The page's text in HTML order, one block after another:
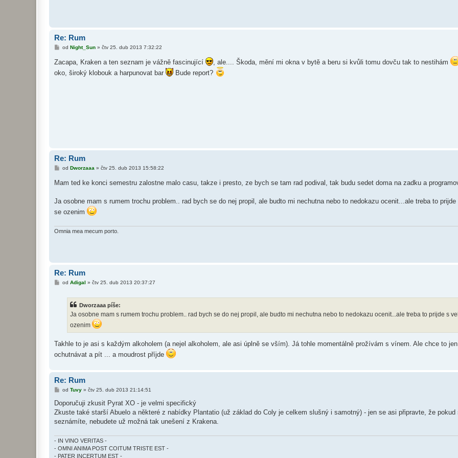
Re: Rum
P
s
p
od Night_Sun» čtv 25. dub 2013 7:32:22
Zacapa, Kraken a ten seznam je vážně fascinující
, ale.... Škoda, mění mi okna v bytě a beru si kvůli tomu dovču tak to nestihám
oko, široký klobouk a harpunovat bar
Bude report?
Re: Rum
P
s
v
e
od Dworzaaa » čtv 25. dub 2013 15:58:22
Mam ted ke konci semestru zalostne malo casu, takze i presto, ze bych se tam rad podival, tak budu sedet doma na zadku a
Ja osobne mam s rumem trochu problem.. rad bych se do nej propil, ale budto mi nechutna nebo to nedokazu ocenit...ale treba to
se ozenim
Omnia mea mecum porto.
Re: Rum
Pod Adigal » čtv 25. dub 2013 20:37:27
Dworzaaa píše:
Ja osobne mam s rumem trochu problem.. rad bych se do nej propil, ale budto mi nechutna nebo to nedokazu ocenit...ale treba to prijde s
ozenim
Takhle to je asi s každým alkoholem (a nejel alkoholem, ale asi úplně se vším). Já tohle momentálně prožívám s vínem. Ale chce to
ochutnávat a pít ... a moudrost příjde
Re: Rum
P
í
s
p
ě
k
od Tuvy» čtv 25. dub 2013 21:14:51
Doporučuji zkusit Pyrat XO - je velmi specifický
Zkuste také starší Abuelo a některé z nabídky Plantatio (už základ do Coly je celkem slušný i samotný) - jen se asi připravte, že
seznámíte, nebudete už možná tak unešení z Krakena.
- IN VINO VERITAS -
- OMNI ANIMA POST COITUM TRISTE EST -
- PATER INCERTUM EST -